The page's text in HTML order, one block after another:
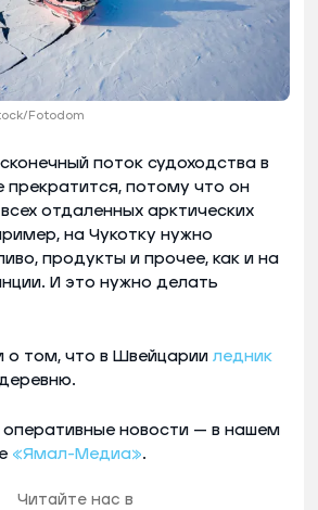
Fotodom
поток судоходства в
прекратится, потому что он
отдаленных арктических
на Чукотку нужно
продукты и прочее, как и на
И это нужно делать
о том, что в Швейцарии ледник
новости — в нашем
«Ямал-Медиа».
Читайте нас в